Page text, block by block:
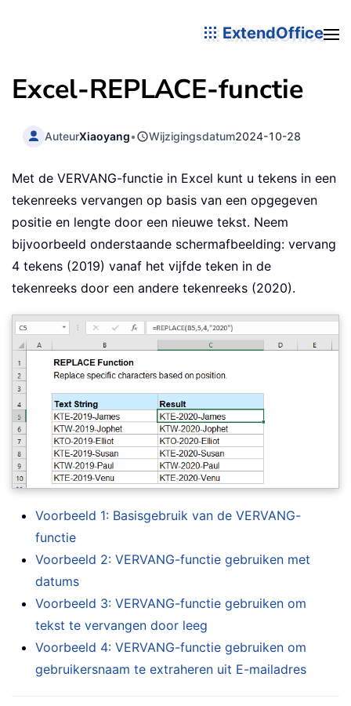
ExtendOffice
Excel-REPLACE-functie
AuteurXiaoyang• Wijzigingsdatum2024-10-28
Met de VERVANG-functie in Excel kunt u tekens in een
tekenreeks vervangen op basis van een opgegeven
positie en lengte door een nieuwe tekst. Neem
bijvoorbeeld onderstaande schermafbeelding: vervang
4 tekens (2019) vanaf het vijfde teken in de
tekenreeks door een andere tekenreeks (2020).
Voorbeeld 1: Basisgebruik van de VERVANG-
functie
Voorbeeld 2: VERVANG-functie gebruiken met
datums
Voorbeeld 3: VERVANG-functie gebruiken om
tekst te vervangen door leeg
Voorbeeld 4: VERVANG-functie gebruiken om
gebruikersnaam te extraheren uit E-mailadres